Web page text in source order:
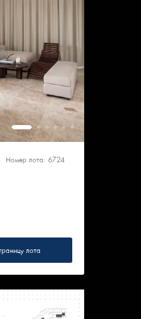
Номер лота: 6724
лота